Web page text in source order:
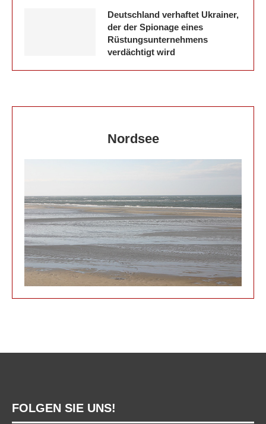
Deutschland verhaftet Ukrainer,
der der Spionage eines
Rüstungsunternehmens
verdächtigt wird
Nordsee
FOLGEN SIE UNS!